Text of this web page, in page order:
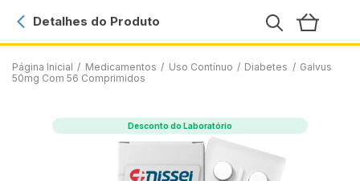
Página Inicial / Medicamentos / Uso Contínuo / Diabetes / Galvus
50mg Com 56 Comprimidos
Detalhes do Produto
Desconto do Laboratório